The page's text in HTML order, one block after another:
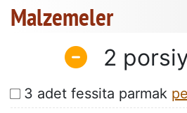
Malzemeler
2
3 adet fessita parmak